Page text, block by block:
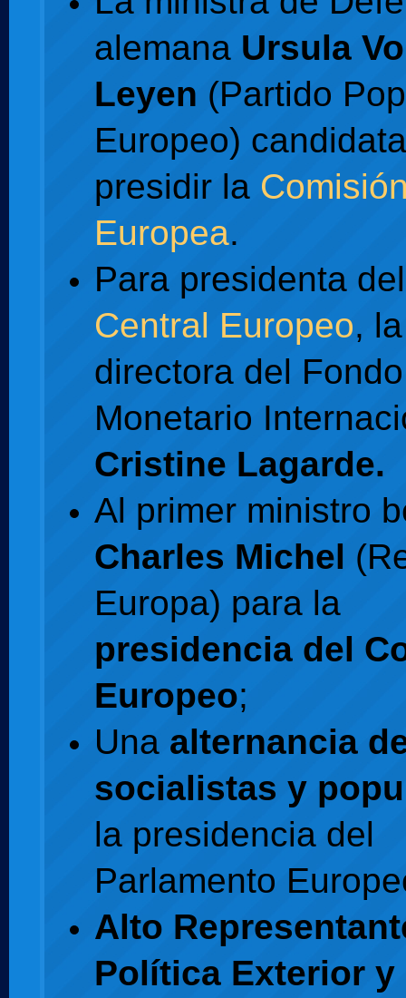
alemana Ursula
Leyen (Partido
Europeo)
presidir la
Europea.
Para presidenta
Central Europeo, la
directora del Fondo
Monetario
Cristine Lagarde.
Al primer ministro
Charles Michel
Europa) para la
presidencia del
Europeo;
Una alternancia
socialistas y
la presidencia del
Parlamento
Alto
Política Exterior y